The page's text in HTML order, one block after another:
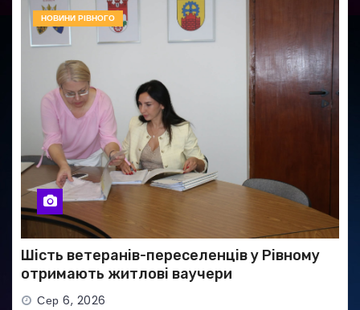
НОВИНИ РІВНОГО
Шість ветеранів-переселенців у Рівному
отримають житлові ваучери
Сер 6, 2026